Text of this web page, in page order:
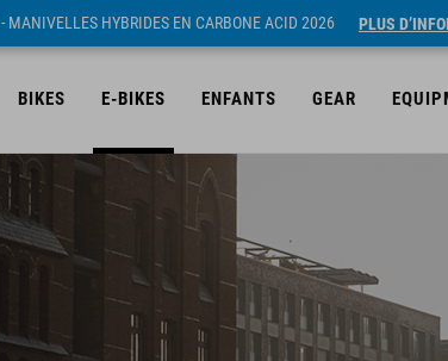
- MANIVELLES HYBRIDES EN CARBONE ACID 2026 PLUS
BIKES E-BIKES ENFANTS GEAR